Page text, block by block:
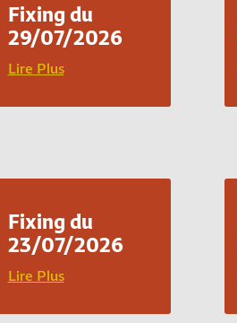
Fixing du
29/07/2026
Lire Plus
Fixing du
23/07/2026
Lire Plus